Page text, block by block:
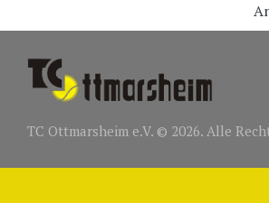
TC Ottmarsheim e.V. © 2026. Alle